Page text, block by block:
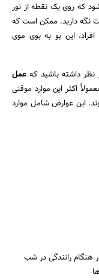
که روی یک نقطه از نور
نگه دارید. ممکن است که
این بو به بوی موی
داشته باشید که عمل
اکثر این موارد موقتی
این عوارض شامل موارد
هنگام رانندگی در شب